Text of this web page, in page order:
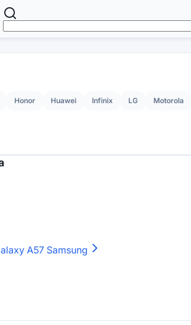
Honor Huawei Infinix LG Motorola
A57 Samsung